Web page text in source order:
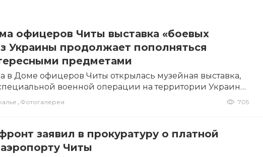
офицеров Читы выставка «боевых
Украины продолжает пополняться
предметами
в Доме офицеров Читы открылась музейная выставка,
военной операции на территории Украины.
, Фотогалерея 705
заявил в прокуратуру о платной
Читы